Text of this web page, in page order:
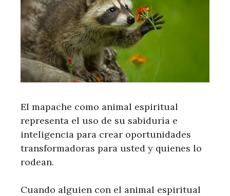
El mapache como animal espiritual
representa el uso de su sabiduría e
inteligencia para crear oportunidades
transformadoras para usted y quienes lo
rodean.
Cuando alguien con el animal espiritual